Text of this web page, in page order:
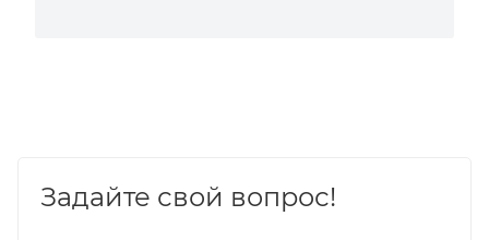
Задайте свой вопрос!